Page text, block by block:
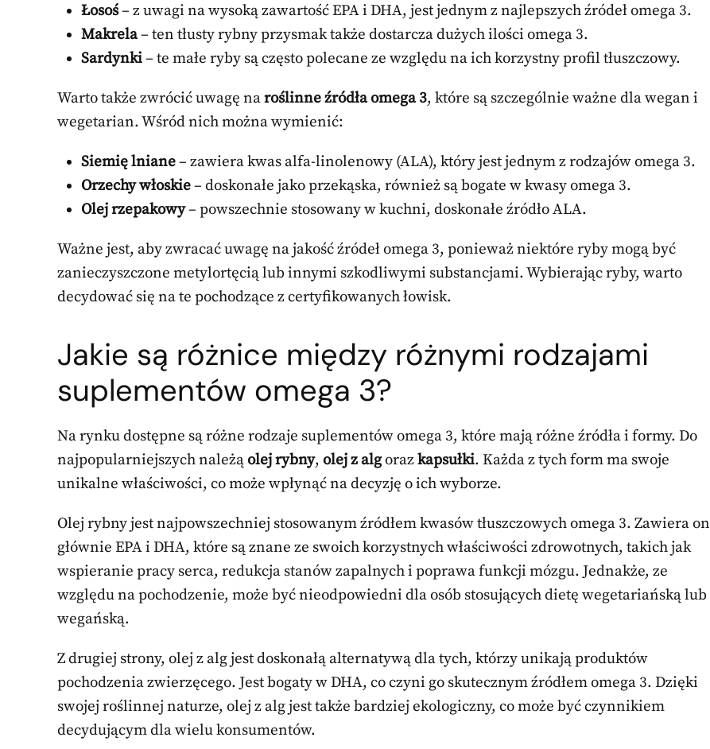
Łosoś– z uwagi na wysoką zawartość EPA i DHA, jest jednym z najlepszych źródeł omega 3.
Makrela– ten tłusty rybny przysmak także dostarcza dużych ilości omega 3.
Sardynki– te małe ryby są często polecane ze względu na ich korzystny profil tłuszczowy.
Warto także zwrócić uwagę naroślinne źródła omega 3, które są szczególnie ważne dla wegan i
wegetarian. Wśród nich można wymienić:
Siemię lniane– zawiera kwas alfa-linolenowy (ALA), który jest jednym z rodzajów omega 3.
Orzechy włoskie– doskonałe jako przekąska, również są bogate w kwasy omega 3.
Olej rzepakowy– powszechnie stosowany w kuchni, doskonałe źródło ALA.
Ważne jest, aby zwracać uwagę na jakość źródeł omega 3, ponieważ niektóre ryby mogą być
zanieczyszczone metylortęcią lub innymi szkodliwymi substancjami. Wybierając ryby, warto
decydować się na te pochodzące z certyfikowanych łowisk.
Jakie są różnice między różnymi rodzajami
suplementów omega 3?
Na rynku dostępne są różne rodzaje suplementów omega 3, które mają różne źródła i formy. Do
najpopularniejszych należąolej rybny, olej z algorazkapsułki. Każda z tych form ma swoje
unikalne właściwości, co może wpłynąć na decyzję o ich wyborze.
Olej rybny jest najpowszechniej stosowanym źródłem kwasów tłuszczowych omega 3. Zawiera on
głównie EPA i DHA, które są znane ze swoich korzystnych właściwości zdrowotnych, takich jak
wspieranie pracy serca, redukcja stanów zapalnych i poprawa funkcji mózgu. Jednakże, ze
względu na pochodzenie, może być nieodpowiedni dla osób stosujących dietę wegetariańską lub
wegańską.
Z drugiej strony, olej z alg jest doskonałą alternatywą dla tych, którzy unikają produktów
pochodzenia zwierzęcego. Jest bogaty w DHA, co czyni go skutecznym źródłem omega 3. Dzięki
swojej roślinnej naturze, olej z alg jest także bardziej ekologiczny, co może być czynnikiem
decydującym dla wielu konsumentów.